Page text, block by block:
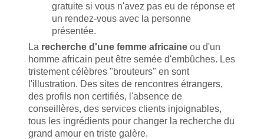
gratuite si vous n'avez pas eu de réponse et
un rendez-vous avec la personne
présentée.
La recherche d'une femme africaine ou d'un
homme africain peut être semée d'embûches. Les
tristement célèbres "brouteurs" en sont
l'illustration. Des sites de rencontres étrangers,
des profils non certifiés, l'absence de
conseillères, des services clients injoignables,
tous les ingrédients pour changer la recherche du
grand amour en triste galère.